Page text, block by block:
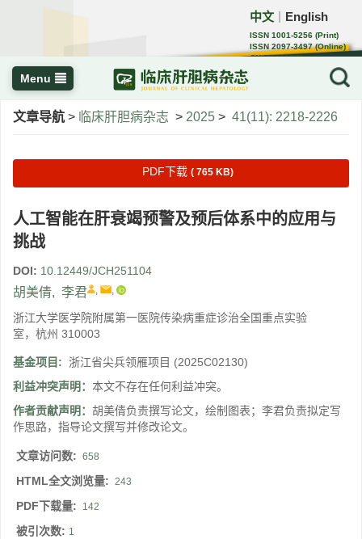
中文 English
ISSN 1001-5256 (Print)
ISSN 2097-3497 (Online)
CN 22-1108/R
Menu
文章导航 > 临床肝胆病杂志 > 2025 > 41(11): 2218-2226
PDF下载 ( 765 KB)
人工智能在肝衰竭预警及预后体系中的应用与
挑战
DOI: 10.12449/JCH251104
胡美倩, 李君 , ,
浙江大学医学院附属第一医院传染病重症诊治全国重点实验
室，杭州 310003
基金项目: 浙江省尖兵领雁项目 (2025C02130)
利益冲突声明： 本文不存在任何利益冲突。
作者贡献声明： 胡美倩负责撰写论文，绘制图表；李君负责拟定写
作思路，指导论文撰写并修改论文。
文章访问数: 658
HTML全文浏览量: 243
PDF下载量: 142
被引次数: 1